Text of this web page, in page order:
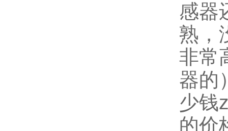
感器
熟，
非常
器的
少钱
的价